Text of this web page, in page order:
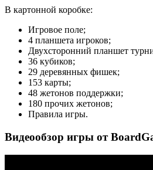
В картонной коробке:
Игровое поле;
4 планшета игроков;
Двухсторонний планшет
36 кубиков;
29 деревянных фишек;
153 карты;
48 жетонов поддержки;
180 прочих жетонов;
Правила игры.
Видеообзор игры от